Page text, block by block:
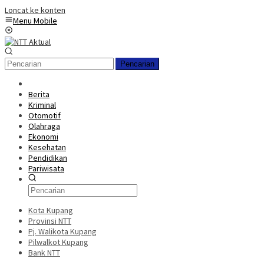
Loncat ke konten
Menu Mobile
Pencarian
Berita
Kriminal
Otomotif
Olahraga
Ekonomi
Kesehatan
Pendidikan
Pariwisata
Kota Kupang
Provinsi NTT
Pj. Walikota Kupang
Pilwalkot Kupang
Bank NTT